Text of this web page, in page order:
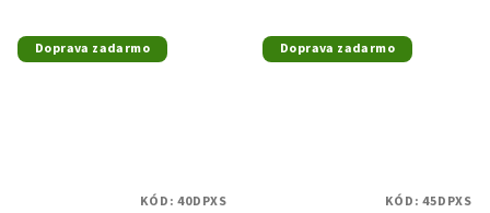
Doprava zadarmo
KÓD:40DPXS
Doprava zadarmo
KÓD:45DPXS